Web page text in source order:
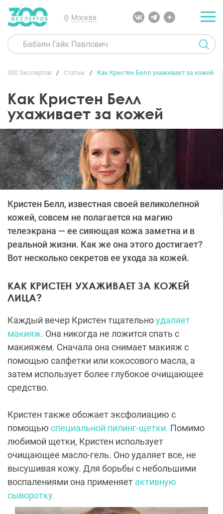
Москва
300 Экспертов Статьи Как Кристен Белл ухаживает за кожей
Как Кристен Белл
ухаживает за кожей
Кристен Белл, известная своей великолепной
кожей, совсем не полагается на магию
телеэкрана — ее сияющая кожа заметна и в
реальной жизни. Как же она этого достигает?
Вот несколько секретов ее ухода за кожей.
КАК КРИСТЕН УХАЖИВАЕТ ЗА КОЖЕЙ
ЛИЦА?
Каждый вечер Кристен тщательноудаляет
макияж. Она никогда не ложится спать с
макияжем. Сначала она снимает макияж с
помощью салфетки или кокосового масла, а
затем использует более глубокое очищающее
средство.
Кристен также обожает эксфолиацию с
помощью специальной пилинг-щетки. Помимо
любимой щетки, Кристен использует
очищающее масло-гель. Оно удаляет все, не
высушивая кожу. Для борьбы с небольшими
воспалениями она применяет активную
сыворотку.